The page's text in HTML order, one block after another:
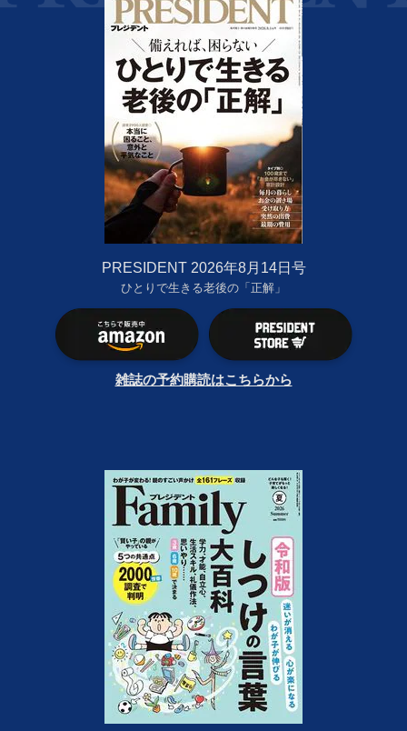
PRESIDENT 2026年8月14日号
ひとりで生きる老後の「正解」
雑誌の予約購読はこちらから